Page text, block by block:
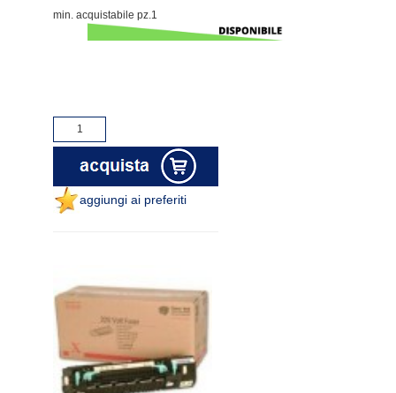
min. acquistabile pz.1
aggiungi ai preferiti